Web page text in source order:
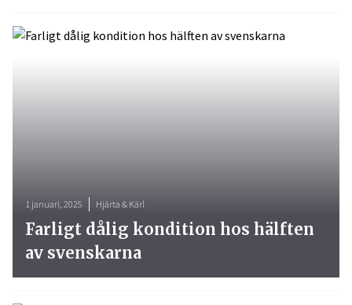
1 januari, 2025 Hjärta & Kärl
Farligt dålig kondition hos hälften
av svenskarna